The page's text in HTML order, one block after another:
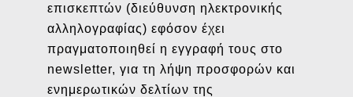
επισκεπτών (διεύθυνση ηλεκτρονικής
αλληλογραφίας) εφόσον έχει
πραγματοποιηθεί η εγγραφή τους στο
newsletter, για τη λήψη προσφορών και
ενημερωτικών δελτίων της